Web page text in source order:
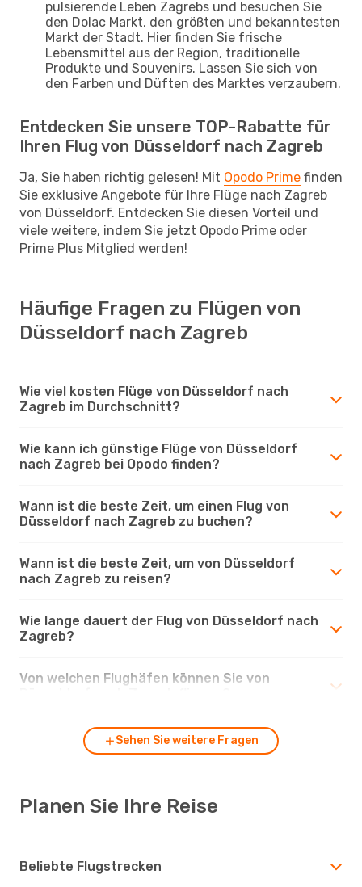
pulsierende Leben Zagrebs und besuchen Sie
den Dolac Markt, den größten und bekanntesten
Markt der Stadt. Hier finden Sie frische
Lebensmittel aus der Region, traditionelle
Produkte und Souvenirs. Lassen Sie sich von
den Farben und Düften des Marktes verzaubern.
Entdecken Sie unsere TOP-Rabatte für
Ihren Flug von Düsseldorf nach Zagreb
Ja, Sie haben richtig gelesen! Mit Opodo Prime finden
Sie exklusive Angebote für Ihre Flüge nach Zagreb
von Düsseldorf. Entdecken Sie diesen Vorteil und
viele weitere, indem Sie jetzt Opodo Prime oder
Prime Plus Mitglied werden!
Häufige Fragen zu Flügen von
Düsseldorf nach Zagreb
Wie viel kosten Flüge von Düsseldorf nach
Zagreb im Durchschnitt?
Wie kann ich günstige Flüge von Düsseldorf
nach Zagreb bei Opodo finden?
Wann ist die beste Zeit, um einen Flug von
Düsseldorf nach Zagreb zu buchen?
Wann ist die beste Zeit, um von Düsseldorf
nach Zagreb zu reisen?
Wie lange dauert der Flug von Düsseldorf nach
Zagreb?
Von welchen Flughäfen können Sie von
Sehen Sie weitere Fragen
Planen Sie Ihre Reise
Beliebte Flugstrecken